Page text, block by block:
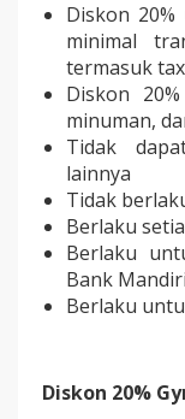
Diskon
minimal
termasuk
Diskon
minuman,
Tidak
lainnya
Tidak
Berlaku
Berlaku
Bank
Berlaku
Diskon 20%